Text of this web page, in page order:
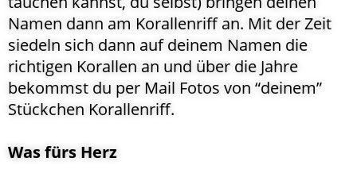
Namen dann am Korallenriff an. Mit der Zeit
siedeln sich dann auf deinem Namen die
richtigen Korallen an und über die Jahre
bekommst du per Mail Fotos von “deinem”
Stückchen Korallenriff.
Was fürs Herz